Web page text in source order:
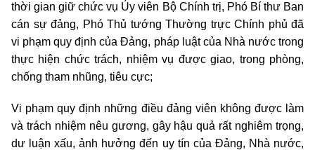
thời gian giữ chức vụ Ủy viên Bộ Chính trị, Phó Bí thư Ban
cán sự đảng, Phó Thủ tướng Thường trực Chính phủ đã
vi phạm quy định của Đảng, pháp luật của Nhà nước trong
thực hiện chức trách, nhiệm vụ được giao, trong phòng,
chống tham nhũng, tiêu cực;
Vi phạm quy định những điều đảng viên không được làm
và trách nhiệm nêu gương, gây hậu quả rất nghiêm trọng,
dư luận xấu, ảnh hưởng đến uy tín của Đảng, Nhà nước,